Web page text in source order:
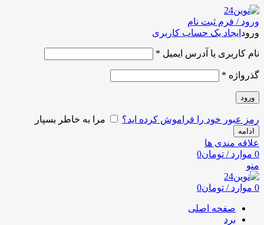
ورود / فرم ثبت نام
ورود ایجاد یک حساب کاربری
نام کاربری یا آدرس ایمیل *
گذرواژه *
ورود
رمز عبور خود را فراموش کرده اید؟ مرا به خاطر بسپار
ادامه
علاقه مندی ها
0 موارد / تومان0
منو
0 موارد / تومان0
صفحه اصلی
برد